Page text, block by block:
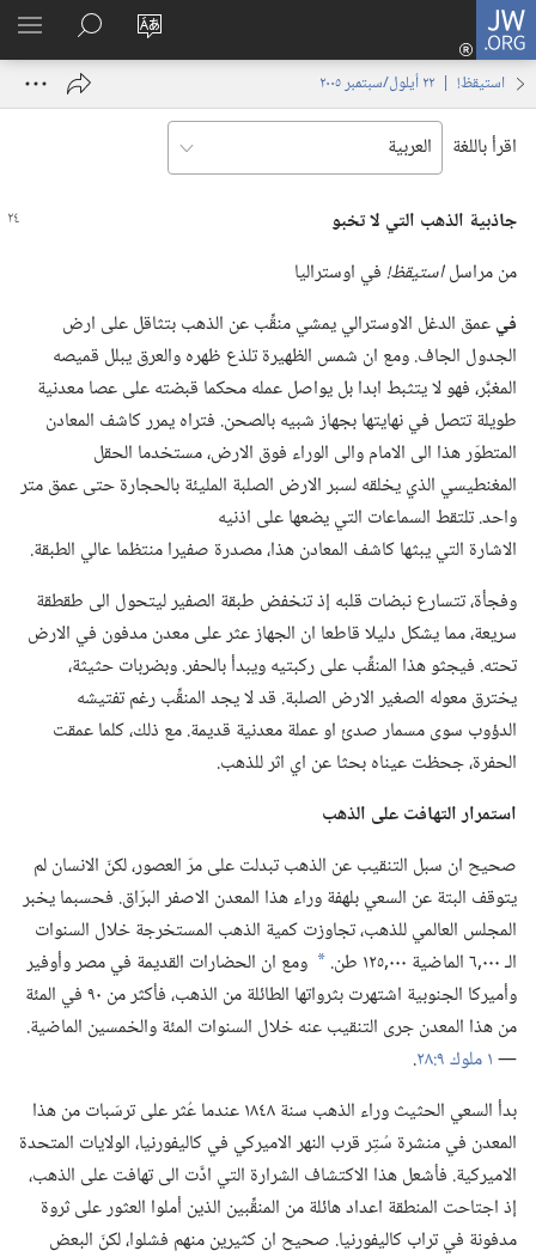
JW.ORG
تغيير
الموقع
تسجيل
الدخول
نافذة
البحث
في
JW.‎ORG
استيقظ‏!‏ | ‏‎٢٢‏ ‏‎أيلول/سبتمبر‏ ‎٢٠٠٥
اقرأ باللغة
جاذبية الذهب التي لا تخبو
من مراسلاستيقظ!‏ في اوستراليا
فيعمق الدغل الاوسترالي يمشي منقِّب عن الذهب بتثاقل على ارض
الجدول الجاف.‏ ومع ان شمس الظهيرة تلذع ظهره والعرق يبلل قميصه
المغبَّر،‏ فهو لا يتثبط ابدا بل يواصل عمله محكما قبضته على عصا معدنية
طويلة تتصل في نهايتها بجهاز شبيه بالصحن.‏ فتراه يمرر كاشف المعادن
المتطوّر هذا الى الامام والى الوراء فوق الارض،‏ مستخدما الحقل
المغنطيسي الذي يخلقه لسبر الارض الصلبة المليئة بالحجارة حتى عمق متر
واحد.‏ تلتقط السماعات التي يضعها على اذنيه
الاشارة التي يبثها كاشف المعادن هذا،‏ مصدرة صفيرا منتظما عالي الطبقة.‏
وفجأة،‏ تتسارع نبضات قلبه إذ تنخفض طبقة الصفير ليتحول الى طقطقة
سريعة،‏ مما يشكل دليلا قاطعا ان الجهاز عثر على معدن مدفون في الارض
تحته.‏ فيجثو هذا المنقِّب على ركبتيه ويبدأ بالحفر.‏ وبضربات حثيثة،‏
يخترق معوله الصغير الارض الصلبة.‏ قد لا يجد المنقِّب رغم تفتيشه
الدؤوب سوى مسمار صدئ او عملة معدنية قديمة.‏ مع ذلك،‏ كلما عمقت
الحفرة،‏ جحظت عيناه بحثا عن اي اثر للذهب.‏
استمرار التهافت على الذهب
صحيح ان سبل التنقيب عن الذهب تبدلت على مرّ العصور،‏ لكنّ الانسان لم
يتوقف البتة عن السعي بلهفة وراء هذا المعدن الاصفر البرّاق.‏ فحسبما يخبر
المجلس العالمي للذهب،‏ تجاوزت كمية الذهب المستخرجة خلال السنوات
الـ‍ ٠٠٠‏,٦ الماضية ٠٠٠‏,١٢٥ طن.‏
* ومع ان الحضارات القديمة في مصر وأوفير
وأميركا الجنوبية اشتهرت بثرواتها الطائلة من الذهب،‏ فأكثر من ٩٠ في المئة
من هذا المعدن جرى التنقيب عنه خلال السنوات المئة والخمسين الماضية.‏
—‏١ ملوك ٩:‏٢٨
‏.‏
بدأ السعي الحثيث وراء الذهب سنة ١٨٤٨ عندما عُثر على ترسّبات من هذا
المعدن في منشرة سُتِر قرب النهر الاميركي في كاليفورنيا،‏ الولايات المتحدة
الاميركية.‏ فأشعل هذا الاكتشاف الشرارة التي ادَّت الى تهافت على الذهب،‏
إذ اجتاحت المنطقة اعداد هائلة من المنقِّبين الذين أملوا العثور على ثروة
مدفونة في تراب كاليفورنيا.‏ صحيح ان كثيرين منهم فشلوا،‏ لكنّ البعض